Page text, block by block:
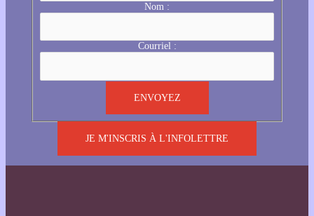
Nom :
Courriel :
JE M'INSCRIS À L'INFOLETTRE